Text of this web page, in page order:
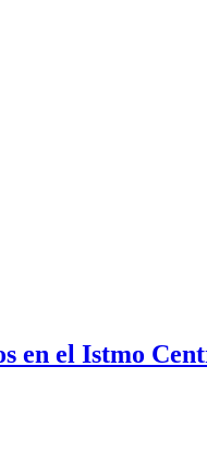
en el Istmo